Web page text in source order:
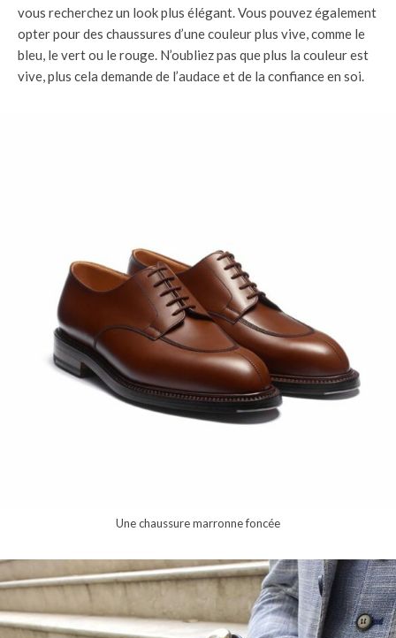
vous recherchez un look plus élégant. Vous pouvez également
opter pour des chaussures d’une couleur plus vive, comme le
bleu, le vert ou le rouge. N’oubliez pas que plus la couleur est
vive, plus cela demande de l’audace et de la confiance en soi.
Une chaussure marronne foncée